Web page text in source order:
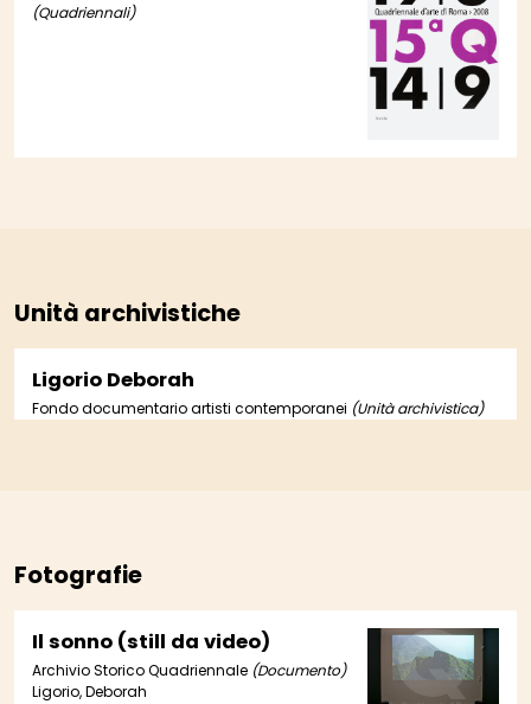
(Quadriennali)
Unità archivistiche
Ligorio Deborah
Fondo documentario artisti contemporanei (Unità archivistica)
Fotografie
Il sonno (still da video)
Archivio Storico Quadriennale (Documento)
Ligorio, Deborah